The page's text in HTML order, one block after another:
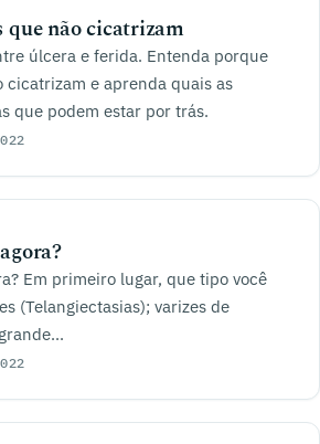
que não cicatrizam
úlcera e ferida. Entenda porque
cicatrizam e aprenda quais as
que podem estar por trás.
Em primeiro lugar, que tipo você
(Telangiectasias); varizes de